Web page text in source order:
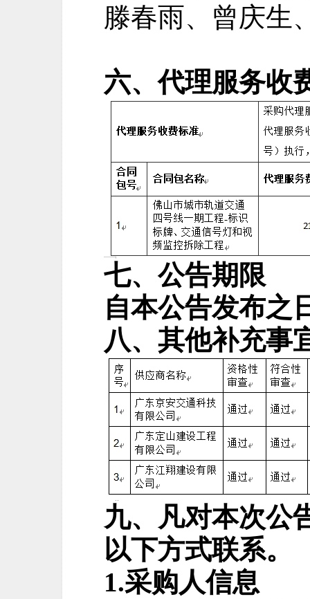
滕春雨、曾庆生
六、代理服务收
七、公告期限
自本公告发布之
八、 其他补充事
九、凡对本次公
以下方式联系。
1.采购人信息